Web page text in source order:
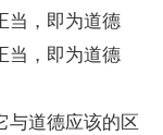
当，即为道德
当，即为道德
道德应该的区